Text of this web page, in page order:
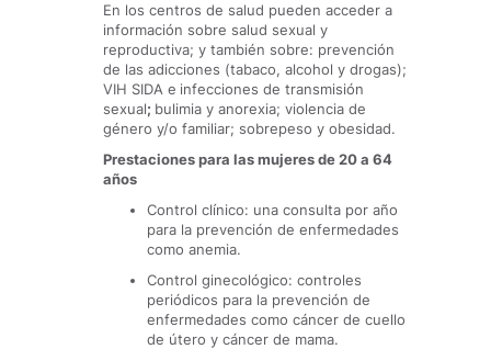
En los centros de salud pueden acceder a
información sobre salud sexual y
reproductiva; y también sobre: prevención
de las adicciones (tabaco, alcohol y drogas);
VIH SIDA e infecciones de transmisión
sexual; bulimia y anorexia; violencia de
género y/o familiar; sobrepeso y obesidad.
Prestaciones para las mujeres de 20 a 64
años
Control clínico: una consulta por año
para la prevención de enfermedades
como anemia.
Control ginecológico: controles
periódicos para la prevención de
enfermedades como cáncer de cuello
de útero y cáncer de mama.